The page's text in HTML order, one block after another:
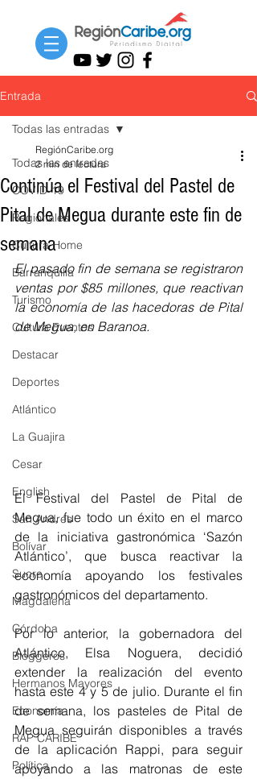
Entrada
Todas las entradas
COVID-19
Regionales
Cultura Home
Barranquilla
Turismo
Cultura Eventos
Destacar
Deportes
Atlántico
La Guajira
Cesar
English
San Andres
Bolívar
Sucre
Magdalena
Córdoba
Bloggeros
Hermanos Mayores
Economía
RAP CARIBE
Política
Todas las entradas
Continúa el Festival del Pastel de
Pital de Megua durante este fin de
semana
RegiónCaribe.org
2 min de lectura
El pasado fin de semana se registraron
ventas por $85 millones, que reactivan
la economía de las hacedoras de Pital
de Megua, en Baranoa.
El Festival del Pastel de Pital de
Megua, fue todo un éxito en el marco
de la iniciativa gastronómica ‘Sazón
Atlántico’, que busca reactivar la
economía apoyando los festivales
gastronómicos del departamento.
Por lo anterior, la gobernadora del
Atlántico, Elsa Noguera, decidió
extender la realización del evento
hasta este 4 y 5 de julio. Durante el fin
de semana, los pasteles de Pital de
Megua seguirán disponibles a través
de la aplicación Rappi, para seguir
apoyando a las matronas de este